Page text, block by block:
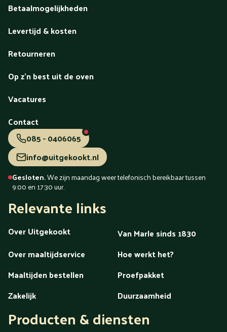
Betaalmogelijkheden
Levertijd & kosten
Retourneren
Op z'n best uit de oven
Vacatures
Contact
085 - 0406065
info@uitgekookt.nl
Gesloten.We zijn maandag weer telefonisch bereikbaar tussen
9:00 en 17:30 uur.
Relevante links
Over Uitgekookt
Van Marle sinds 1830
Over maaltijdservice
Hoe werkt het?
Maaltijden bestellen
Proefpakket
Zakelijk
Duurzaamheid
Producten & diensten